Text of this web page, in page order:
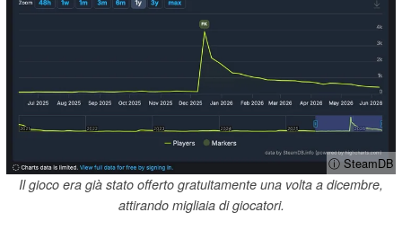
ⓘ SteamDB
Il gioco era già stato offerto gratuitamente una volta a dicembre,
attirando migliaia di giocatori.